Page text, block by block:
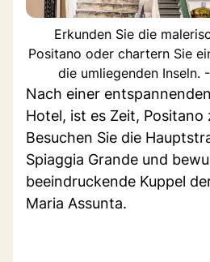
Erkunden Sie die
Positano oder chartern Sie
die umliegenden Inseln.
Nach einer
Hotel, ist es Zeit, Positano
Besuchen Sie die
Spiaggia Grande und
beeindruckende Kuppel
Maria Assunta.